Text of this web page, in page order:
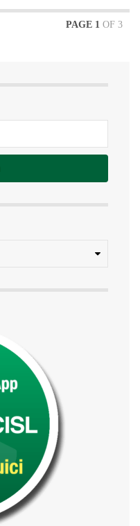
PAGE 1 OF 3